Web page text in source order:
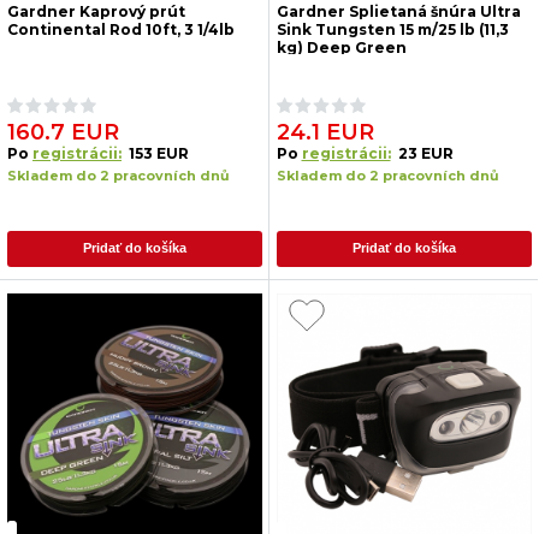
Gardner Kaprový prút
Continental Rod 10ft, 3 1/4lb
160.7 EUR
Po registrácii: 153 EUR
Skladem do 2 pracovních dnů
Pridať do košíka
Gardner Splietaná šnúra Ultra
Sink Tungsten 15 m/25 lb (11,3
kg) Deep Green
24.1 EUR
Po registrácii: 23 EUR
Skladem do 2 pracovních dnů
Pridať do košíka